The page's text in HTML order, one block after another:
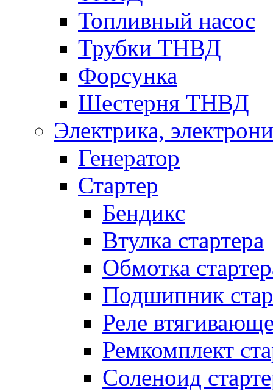
Топливный насос
Трубки ТНВД
Форсунка
Шестерня ТНВД
Электрика,
Генератор
Стартер
Бендикс
Втулка стартера
Обмотка
Подшипник
Реле
Ремкомплект
Соленоид